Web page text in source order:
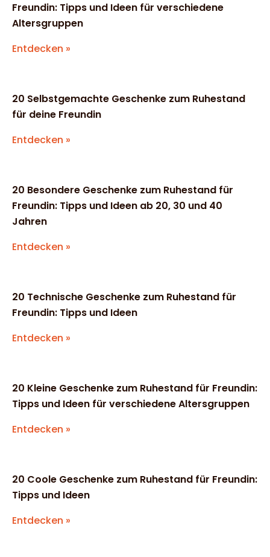
Freundin: Tipps und Ideen für verschiedene
Altersgruppen
Entdecken »
20 Selbstgemachte Geschenke zum Ruhestand
für deine Freundin
Entdecken »
20 Besondere Geschenke zum Ruhestand für
Freundin: Tipps und Ideen ab 20, 30 und 40
Jahren
Entdecken »
20 Technische Geschenke zum Ruhestand für
Freundin: Tipps und Ideen
Entdecken »
20 Kleine Geschenke zum Ruhestand für Freundin:
Tipps und Ideen für verschiedene Altersgruppen
Entdecken »
20 Coole Geschenke zum Ruhestand für Freundin:
Tipps und Ideen
Entdecken »